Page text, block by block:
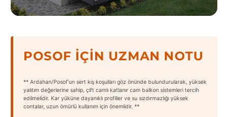
POSOF İÇIN UZMAN NOTU
** Ardahan/Posof’un sert kış koşulları göz önünde bulundurularak, yüksek
yalıtım değerlerine sahip, çift camlı katlanır cam balkon sistemleri tercih
edilmelidir. Kar yüküne dayanıklı profiller ve su sızdırmazlığı yüksek
contalar, uzun ömürlü kullanım için önemlidir. **
States
Şehirler
Adana